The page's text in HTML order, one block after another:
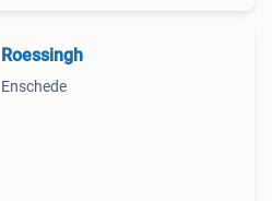
Roessingh
Enschede